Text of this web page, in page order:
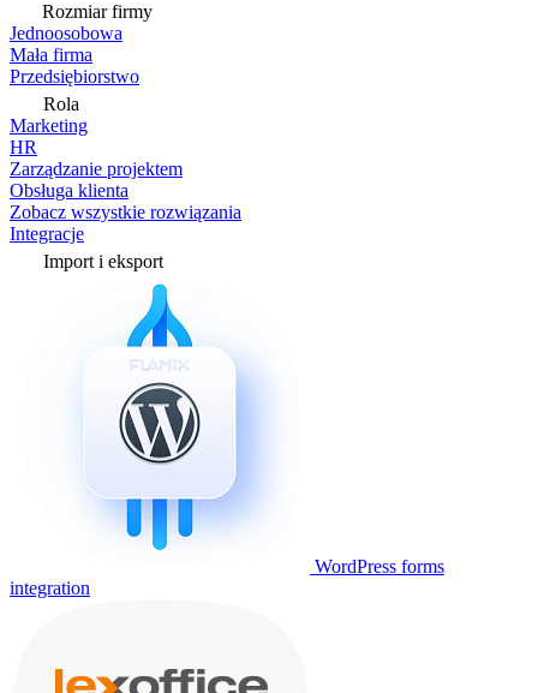
Rozmiar firmy
Jednoosobowa
Mała firma
Przedsiębiorstwo
Rola
Marketing
HR
Zarządzanie projektem
Obsługa klienta
Zobacz wszystkie rozwiązania
Integracje
Import i eksport
WordPress forms
integration